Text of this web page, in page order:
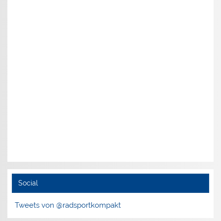
Social
Tweets von @radsportkompakt